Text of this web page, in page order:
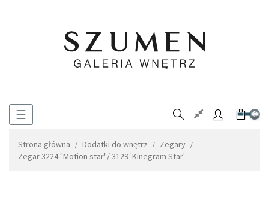
Toggle
☰ 0
Strona główna Dodatki do wnętrz
Zegary
Zegar 3224 "Motion star"/ 3129 'Kinegram Star'